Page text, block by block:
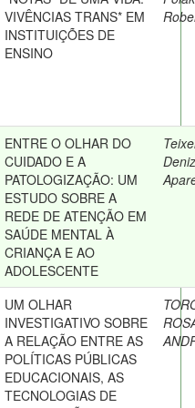
VIVÊNCIAS TRANS* EM
INSTITUIÇÕES DE
ENSINO
ENTRE O OLHAR DO
CUIDADO E A
PATOLOGIZAÇÃO: UM
ESTUDO SOBRE A
REDE DE ATENÇÃO EM
SAÚDE MENTAL À
CRIANÇA E AO
ADOLESCENTE
UM OLHAR
INVESTIGATIVO SOBRE
A RELAÇÃO ENTRE AS
POLÍTICAS PÚBLICAS
EDUCACIONAIS, AS
TECNOLOGIAS DE